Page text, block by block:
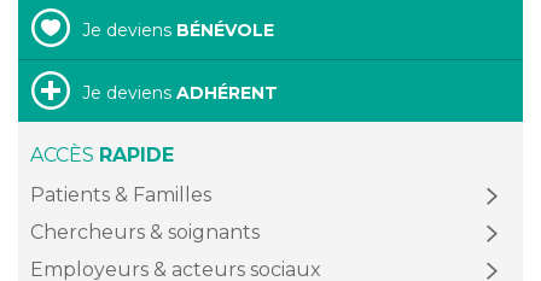
Je deviens BÉNÉVOLE
Je deviens ADHÉRENT
ACCÈS RAPIDE
Patients & Familles
Chercheurs & soignants
Employeurs & acteurs sociaux